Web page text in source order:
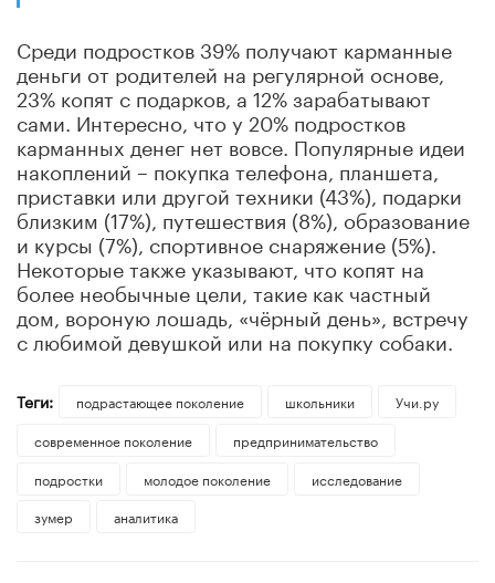
Среди подростков 39% получают карманные
деньги от родителей на регулярной основе,
23% копят с подарков, а 12% зарабатывают
сами. Интересно, что у 20% подростков
карманных денег нет вовсе. Популярные идеи
накоплений – покупка телефона, планшета,
приставки или другой техники (43%), подарки
близким (17%), путешествия (8%), образование
и курсы (7%), спортивное снаряжение (5%).
Некоторые также указывают, что копят на
более необычные цели, такие как частный
дом, вороную лошадь, «чёрный день», встречу
с любимой девушкой или на покупку собаки.
Теги: подрастающее поколение школьники
Учи.ру
современное поколение
предпринимательство
подростки
молодое поколение
исследование
зумер
аналитика